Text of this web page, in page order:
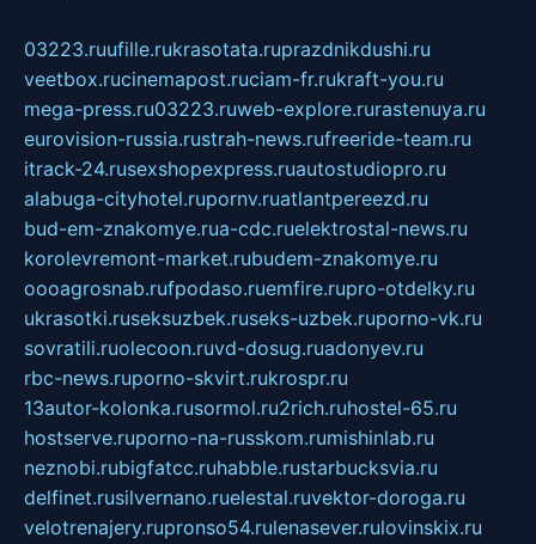
03223.ruufille.rukrasotata.ruprazdnikdushi.ru
veetbox.rucinemapost.ruciam-fr.rukraft-you.ru
mega-press.ru03223.ruweb-explore.rurastenuya.ru
eurovision-russia.rustrah-news.rufreeride-team.ru
itrack-24.rusexshopexpress.ruautostudiopro.ru
alabuga-cityhotel.rupornv.ruatlantpereezd.ru
bud-em-znakomye.rua-cdc.ruelektrostal-news.ru
korolevremont-market.rubudem-znakomye.ru
oooagrosnab.rufpodaso.ruemfire.rupro-otdelky.ru
ukrasotki.ruseksuzbek.ruseks-uzbek.ruporno-vk.ru
sovratili.ruolecoon.ruvd-dosug.ruadonyev.ru
rbc-news.ruporno-skvirt.rukrospr.ru
13autor-kolonka.rusormol.ru2rich.ruhostel-65.ru
hostserve.ruporno-na-russkom.rumishinlab.ru
neznobi.rubigfatcc.ruhabble.rustarbucksvia.ru
delfinet.rusilvernano.ruelestal.ruvektor-doroga.ru
velotrenajery.rupronso54.rulenasever.rulovinskix.ru